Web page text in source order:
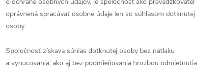
oprávnená spracúvať osobné údaje len so súhlasom dotknutej
osoby.
Spoločnosť získava súhlas dotknutej osoby bez nátlaku
a vynucovania, ako aj bez podmieňovania hrozbou odmietnutia